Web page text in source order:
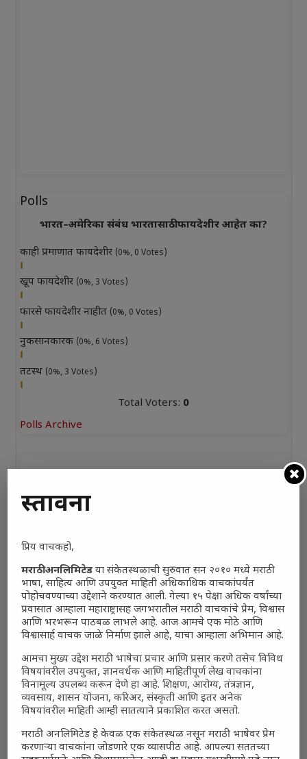
Polls
भारत–अमेरिका संबंध भारतासाठी फायदेशीर आहेत का?
काही प्रमाणात फायदेशीर (0%, 0 Votes)
खूप फायदेशीर (0%, 3 Votes)
फारसे फायदेशीर नाहीत (0%, 0 Votes)
नुकसानकारक (0%, 6 Votes)
तटस्थ (0%, 3 Votes)
Total Voters: 0
Polls Archive
प्रस्तावना
प्रिय वाचकहो,
मराठी अनलिमिटेड या संकेतस्थळाची सुरुवात सन २०१० मध्ये मराठी
भाषा, साहित्य आणि उपयुक्त माहिती अधिकाधिक वाचकांपर्यंत
पोहोचवण्याच्या उद्देशाने करण्यात आली. गेल्या १५ पेक्षा अधिक वर्षांच्या
प्रवासात आम्हाला महाराष्ट्रासह जगभरातील मराठी वाचकांचे प्रेम, विश्वास
आणि भरभरून पाठबळ लाभले आहे. आज आमचे एक मोठे आणि
विश्वासार्ह वाचक जाळे निर्माण झाले आहे, याचा आम्हाला अभिमान आहे.
आमचा मुख्य उद्देश मराठी भाषेचा प्रचार आणि प्रसार करणे तसेच विविध
विषयांवरील उपयुक्त, ज्ञानवर्धक आणि माहितीपूर्ण लेख वाचकांना
विनामूल्य उपलब्ध करून देणे हा आहे. शिक्षण, आरोग्य, तंत्रज्ञान,
व्यवसाय, शासन योजना, करिअर, संस्कृती आणि इतर अनेक
विषयांवरील माहिती आम्ही सातत्याने प्रकाशित करत असतो.
मराठी अनलिमिटेड हे केवळ एक संकेतस्थळ नसून मराठी भाषेवर प्रेम
करणाऱ्या वाचकांना जोडणारे एक व्यासपीठ आहे. आपल्या सततच्या